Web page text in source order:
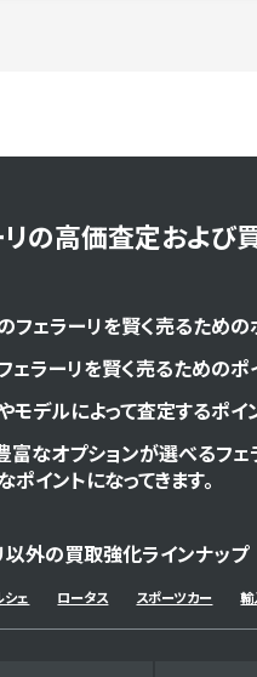
リの高価査定および
フェラーリを賢く売るための
ェラーリを賢く売るためのポ
モデルによって査定するポイ
富なオプションが選べるフ
ポイントになってきます。
以外の買取強化ラインナップ
シェ ロータス スポーツカー 輸